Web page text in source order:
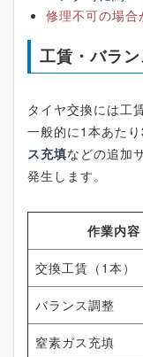
修理不可の場
工賃・バラ
タイヤ交換には工
一般的に1本あた
ス充填などの追加
発生します。
作業内容
交換工賃（1本）
バランス調整
窒素ガス充填